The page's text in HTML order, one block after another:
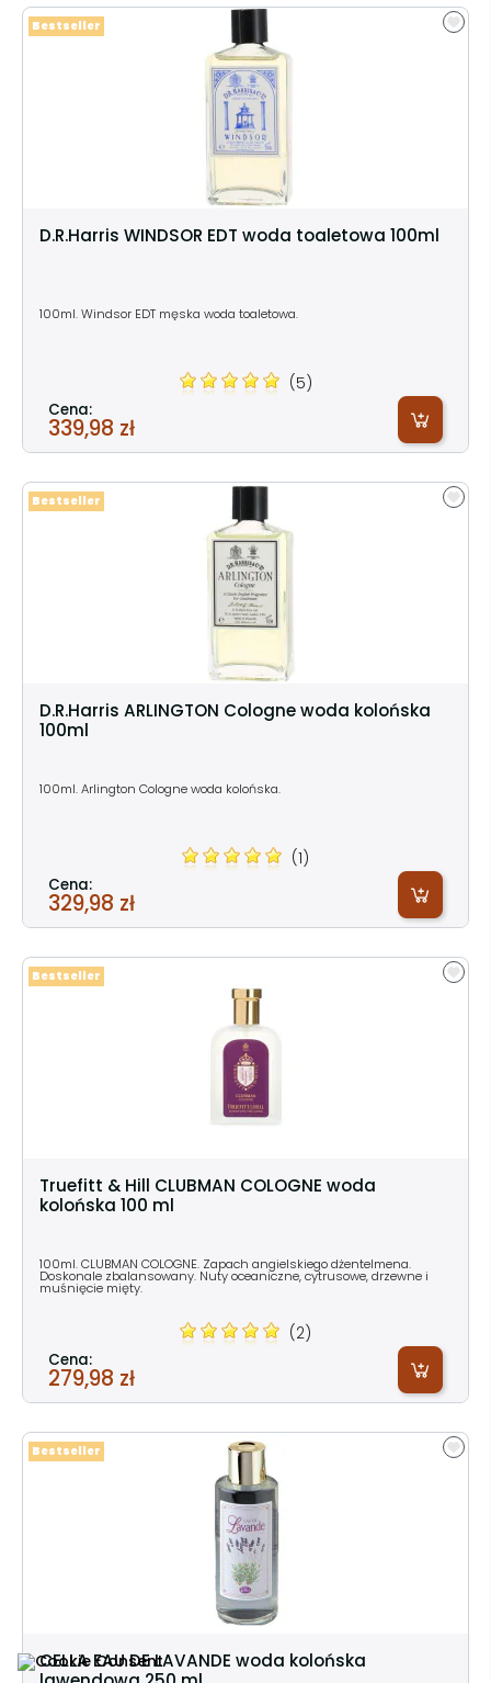
D.R.Harris WINDSOR EDT woda toaletowa 100ml
100ml. Windsor EDT męska woda toaletowa.
(5)
Cena:
339,98 zł
Bestseller
D.R.Harris ARLINGTON Cologne woda kolońska
100ml
100ml. Arlington Cologne woda kolońska.
(1)
Cena:
329,98 zł
Bestseller
Truefitt & Hill CLUBMAN COLOGNE woda
kolońska 100 ml
100ml. CLUBMAN COLOGNE. Zapach angielskiego dżentelmena.
Doskonale zbalansowany. Nuty oceaniczne, cytrusowe, drzewne i
muśnięcie mięty.
(2)
Cena:
279,98 zł
Bestseller
CELLA EAU DE LAVANDE woda kolońska
Bestseller